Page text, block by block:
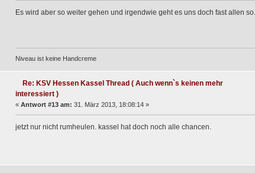
Es wird aber so weiter gehen und irgendwie geht es uns doch fast allen
Niveau ist keine Handcreme
Re: KSV Hessen Kassel Thread ( Auch wenn`s keinen mehr
interessiert )
« Antwort #13 am: 31. März 2013, 18:08:14 »
jetzt nur nicht rumheulen. kassel hat doch noch alle chancen.